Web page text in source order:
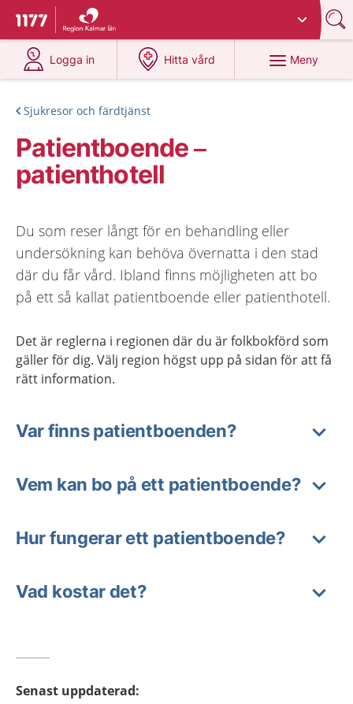
Till startsidan för 1177
Du har valt region
Logga in
på 1177.se
Hitta vård
på 1177.se
Meny
Sjukresor och färdtjänst
Patientboende –
patienthotell
Du som reser långt för en behandling eller
undersökning kan behöva övernatta i den stad
där du får vård. Ibland finns möjligheten att bo
på ett så kallat patientboende eller patienthotell.
Det är reglerna i regionen där du är folkbokförd som
gäller för dig. Välj region högst upp på sidan för att få
rätt information.
Var finns patientboenden?
Vem kan bo på ett patientboende?
Hur fungerar ett patientboende?
Vad kostar det?
Senast uppdaterad: